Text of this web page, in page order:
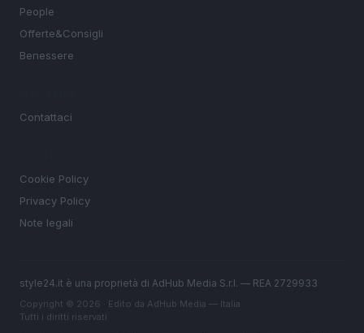
People
Offerte&Consigli
Benessere
Contattaci
Cookie Policy
Privacy Policy
Note legali
style24.it è una proprietà di AdHub Media S.r.l. — REA 2729933
Copyright © 2026 · Edito da AdHub Media — Italia
Tutti i diritti riservati